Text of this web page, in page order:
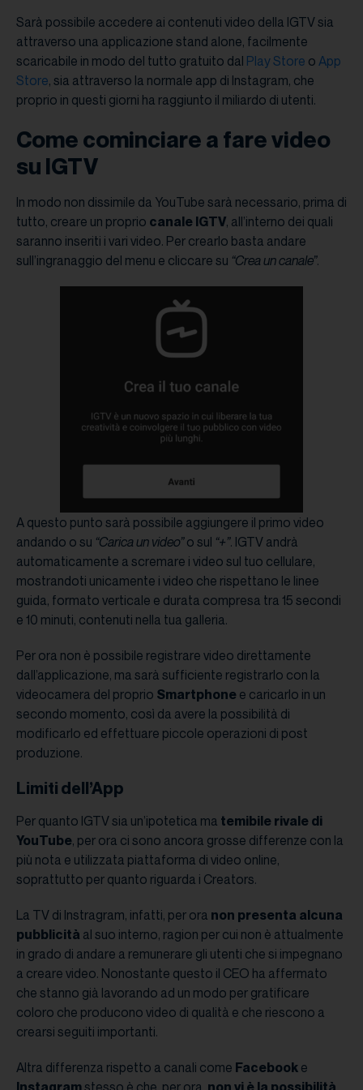
Sarà possibile accedere ai contenuti video della IGTV sia
attraverso una applicazione stand alone, facilmente
scaricabile in modo del tutto gratuito dal Play Store o App
Store, sia attraverso la normale app di Instagram, che
proprio in questi giorni ha raggiunto il miliardo di utenti.
Come cominciare a fare video
su IGTV
In modo non dissimile da YouTube sarà necessario, prima di
tutto, creare un proprio canale IGTV, all’interno dei quali
saranno inseriti i vari video. Per crearlo basta andare
sull’ingranaggio del menu e cliccare su “Crea un canale”.
A questo punto sarà possibile aggiungere il primo video
andando o su “Carica un video”o sul “+”. IGTV andrà
automaticamente a scremare i video sul tuo cellulare,
mostrandoti unicamente i video che rispettano le linee
guida, formato verticale e durata compresa tra 15 secondi
e 10 minuti, contenuti nella tua galleria.
Per ora non è possibile registrare video direttamente
dall’applicazione, ma sarà sufficiente registrarlo con la
videocamera del proprio Smartphone e caricarlo in un
secondo momento, così da avere la possibilità di
modificarlo ed effettuare piccole operazioni di post
produzione.
Limiti dell’App
Per quanto IGTV sia un’ipotetica ma temibile rivale di
YouTube, per ora ci sono ancora grosse differenze con la
più nota e utilizzata piattaforma di video online,
soprattutto per quanto riguarda i Creators.
La TV di Instragram, infatti, per ora non presenta alcuna
pubblicità al suo interno, ragion per cui non è attualmente
in grado di andare a remunerare gli utenti che si impegnano
a creare video. Nonostante questo il CEO ha affermato
che stanno già lavorando ad un modo per gratificare
coloro che producono video di qualità e che riescono a
crearsi seguiti importanti.
Altra differenza rispetto a canali come Facebook e
Instagramstesso è che, per ora, non vi è la possibilità